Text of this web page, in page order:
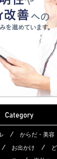
Category
からだ・美容
お出かけ